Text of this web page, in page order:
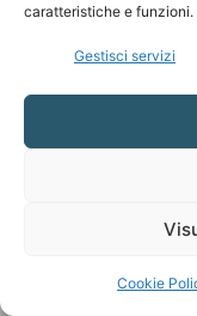
caratteristiche e funzioni.
Gestisci servizi
Cookie